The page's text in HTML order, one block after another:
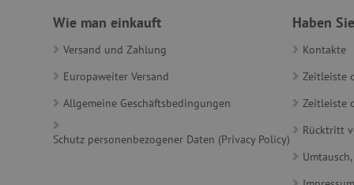
Wie man einkauft
Versand und Zahlung
Europaweiter Versand
Allgemeine Geschäftsbedingungen
Schutz personenbezogener Daten (Privacy Policy)
Haben
Kontakte
Zeitleiste
Zeitleiste
Rücktritt